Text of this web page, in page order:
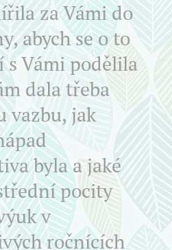
za Vámi do
abych se o to
s Vámi podělila
dala třeba
vazbu, jak
byla a jaké
pocity
v
ročnících